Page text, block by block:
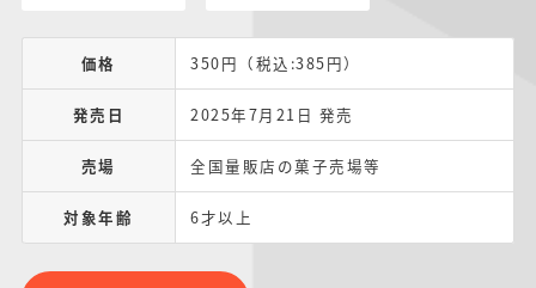
価格 350円（税込:385円）
発売日 2025年7月21日 発売
売場 全国量販店の菓子売場等
対象年齢 6才以上